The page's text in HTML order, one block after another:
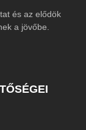
és az elődök
a jövőbe.